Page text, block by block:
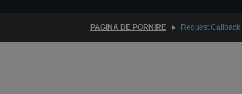
PAGINA DE PORNIRE Request Callback